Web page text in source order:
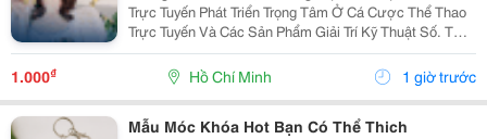
Trực Tuyến Phát Triển Trọng Tâm Ở Cá Cược Thể Thao
Trực Tuyến Và Các Sản Phẩm Giải Trí Kỹ Thuật Số. Từ
Năm 2024, 8Xbet Trở Thành Đối Tác Cá Cược Chính
Thức Tại Khu Vực Châu Á &Ndash; Thái Bình...
1.000₫ Hồ Chí Minh 1 giờ trước
Mẫu Móc Khóa Hot Bạn Có Thể Thich